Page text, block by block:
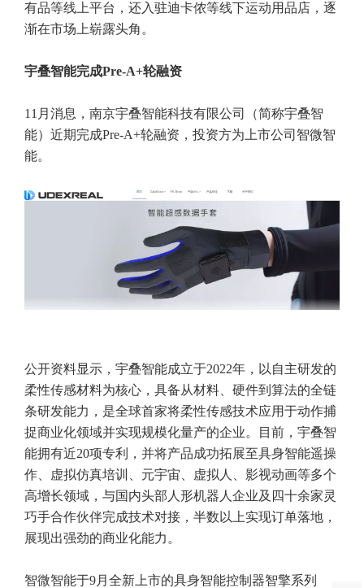
有品等线上平台，还入驻迪卡侬等线下运动用品店，逐
渐在市场上崭露头角。
宇叠智能完成Pre-A+轮融资
‌11月消息，南京宇叠智能科技有限公司（简称宇叠智
能）近期完成Pre-A+轮融资，投资方为上市公司智微智
能。
公开资料显示，宇叠智能成立于2022年，以自主研发的
柔性传感材料为核心，具备从材料、硬件到算法的全链
条研发能力，是全球首家将柔性传感技术应用于动作捕
捉商业化领域并实现规模化量产的企业。目前，宇叠智
能拥有近20项专利，并将产品成功拓展至具身智能遥操
作、虚拟仿真培训、元宇宙、虚拟人、影视动画等多个
高增长领域，与国内头部人形机器人企业及四十余家灵
巧手合作伙伴完成技术对接，半数以上实现订单落地，
展现出强劲的商业化能力。
智微智能于9月全新上市的具身智能控制器智擎系列